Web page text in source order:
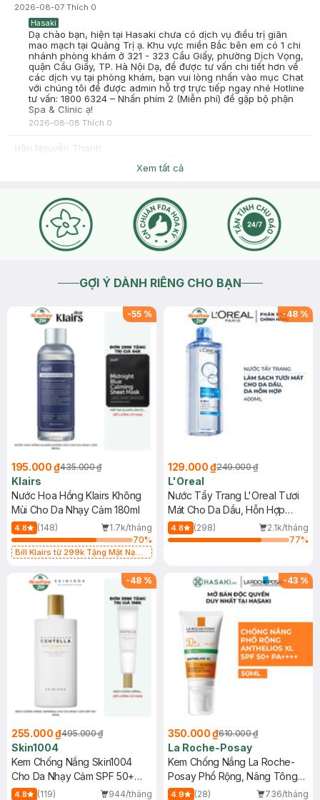
2026-08-07 Thích 0
Hasaki
Dạ chào bạn, hiện tại Hasaki chưa có dịch vụ điều trị giãn
mao mạch tại Quảng Trị ạ. Khu vực miền Bắc bên em có 1 chi
nhánh phòng khám ở 321 - 323 Cầu Giấy, phường Dịch Vọng,
quận Cầu Giấy, TP. Hà Nội Dạ, để được tư vấn chi tiết hơn về
các dịch vụ tại phòng khám, bạn vui lòng nhấn vào mục Chat
với chúng tôi để được admin hỗ trợ trực tiếp ngay nhé Hotline
tư vấn: 1800 6324 – Nhấn phím 2 (Miễn phí) để gặp bộ phận
Spa & Clinic ạ!
2026-08-08 Thích 0
Hân Nguyễn Thanh
khả năng biến chứng sẹo, chảy máu hay gì k ạ?
Hasaki
Dạ chào bạn, với tình trạng giãn mao mạch, cả 2 Phương
Pháp Laser 585nm và IPL đều có thể hỗ trợ điều trị ạ. Về khả
năng biến chứng như sẹo hay chảy máu, các phương pháp
này thường an toàn khi được thực hiện bởi bác sĩ da liễu có
kinh nghiệm và tuân thủ đúng quy trình ạ Dạ, để được tư vấn
vào mục Chat với chúng tôi để được admin hỗ trợ trực tiếp
ngay nhé Hotline tư vấn: 1800 6324 – Nhấn phím 2 (Miễn phí)
2026-07-27Thích
Xem tất cả
GỢI Ý DÀNH RIÊNG CHO BẠN
-55 %
195.000 ₫435.000 ₫
Klairs
Nước Hoa Hồng Klairs Không
Mùi Cho Da Nhạy Cảm 180ml
4.8 (148)
1.7k/tháng
70%
Bill Klairs từ 299k Tặng Mặt Nạ
25ml (SL Có Hạn)
-48 %
129.000 ₫249.000 ₫
L'Oreal
Nước Tẩy Trang L'Oreal Tươi
Mát Cho Da Dầu, Hỗn Hợp
400ml
4.8 (298)
2.1k/tháng
77%
-48 %
255.000 ₫495.000 ₫
Skin1004
Kem Chống Nắng Skin1004
Cho Da Nhạy Cảm SPF 50+
50ml
4.8 (119)
944/tháng
-43 %
350.000 ₫610.000 ₫
La Roche-Posay
Kem Chống Nắng La Roche-
Posay Phổ Rộng, Nâng Tông
Kiềm Dầu 50ml
4.9 (28)
736/tháng